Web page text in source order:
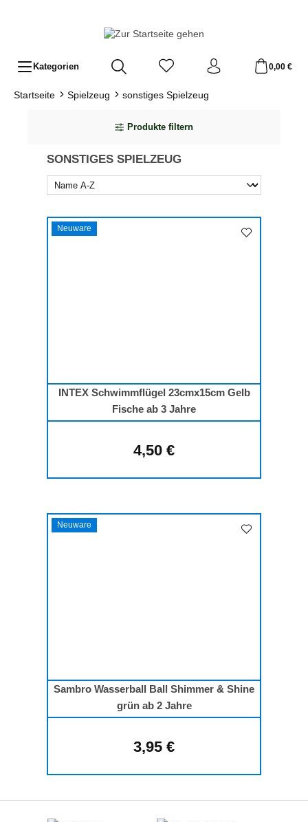
Kategorien 0,00 €
Startseite Spielzeug sonstiges Spielzeug
Produkte filtern
SONSTIGES SPIELZEUG
Neuware
INTEX Schwimmflügel 23cmx15cm Gelb
Fische ab 3 Jahre
Regulärer Preis:
4,50 €
Neuware
Sambro Wasserball Ball Shimmer & Shine
grün ab 2 Jahre
Regulärer Preis:
3,95 €